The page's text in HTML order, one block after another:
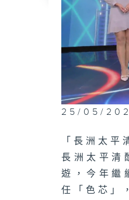
25/05/
「長洲太平
長洲太平清
遊，今年繼
任「色芯」